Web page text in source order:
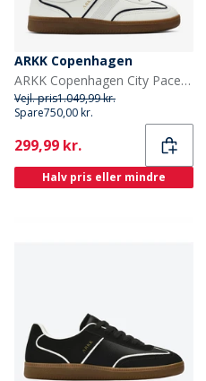
ARKK Copenhagen
ARKK Copenhagen City Pace Sneakers Klar Hvid/Navy Bright White Navy
Vejl. pris1.049,99 kr.
Spare750,00 kr.
Current
299,99 kr.
Halv pris eller mindre